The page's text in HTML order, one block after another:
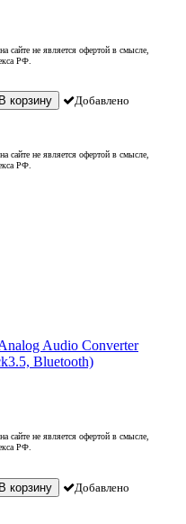
сайте не является офертой в смысле,
РФ.
корзину Добавлено
сайте не является офертой в смысле,
РФ.
Audio Converter
Bluetooth)
сайте не является офертой в смысле,
РФ.
корзину Добавлено